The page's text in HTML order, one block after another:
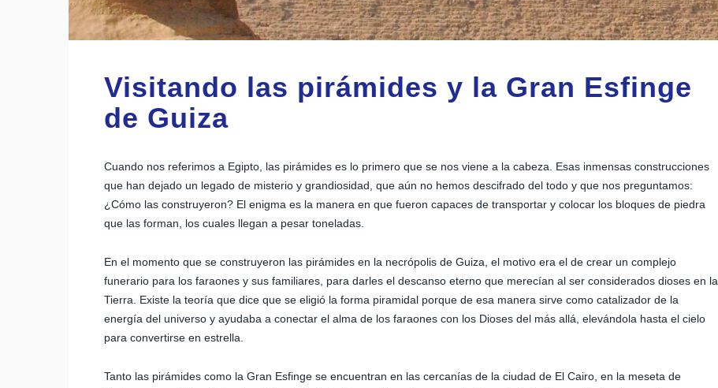
Visitando las pirámides y la Gran Esfinge
de Guiza
Cuando nos referimos a Egipto, las pirámides es lo primero que se nos viene a la cabeza. Esas inmensas construcciones
que han dejado un legado de misterio y grandiosidad, que aún no hemos descifrado del todo y que nos preguntamos:
¿Cómo las construyeron? El enigma es la manera en que fueron capaces de transportar y colocar los bloques de piedra
que las forman, los cuales llegan a pesar toneladas.
En el momento que se construyeron las pirámides en la necrópolis de Guiza, el motivo era el de crear un complejo
funerario para los faraones y sus familiares, para darles el descanso eterno que merecían al ser considerados dioses en la
Tierra. Existe la teoría que dice que se eligió la forma piramidal porque de esa manera sirve como catalizador de la
energía del universo y ayudaba a conectar el alma de los faraones con los Dioses del más allá, elevándola hasta el cielo
para convertirse en estrella.
Tanto las pirámides como la Gran Esfinge se encuentran en las cercanías de la ciudad de El Cairo, en la meseta de